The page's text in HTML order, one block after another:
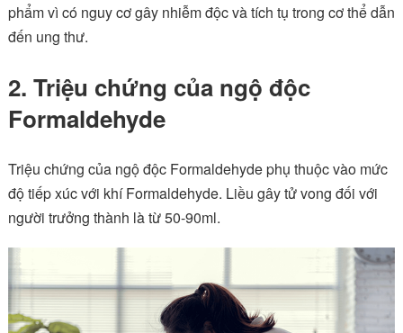
phẩm vì có nguy cơ gây nhiễm độc và tích tụ trong cơ thể dẫn
đến ung thư.
2. Triệu chứng của ngộ độc
Formaldehyde
Triệu chứng của ngộ độc Formaldehyde phụ thuộc vào mức
độ tiếp xúc với khí Formaldehyde. Liều gây tử vong đối với
người trưởng thành là từ 50-90ml.